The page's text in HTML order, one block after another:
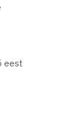
eest